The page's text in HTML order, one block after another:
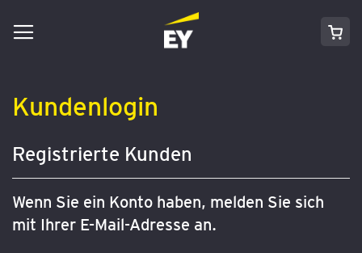
Direkt
zum
Kundenlogin
Registrierte Kunden
Wenn Sie ein Konto haben, melden Sie sich
mit Ihrer E-Mail-Adresse an.